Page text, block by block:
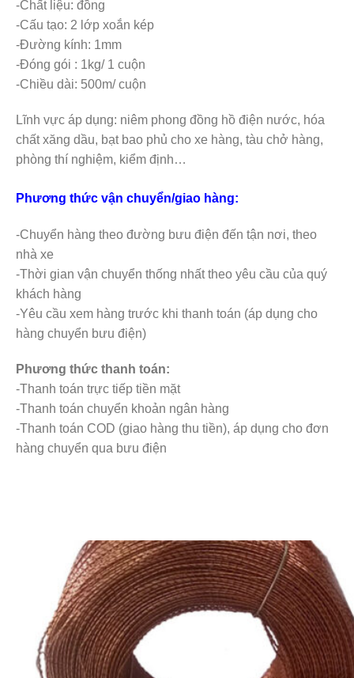
-Chất liệu: đồng
-Cấu tạo: 2 lớp xoắn kép
-Đường kính: 1mm
-Đóng gói : 1kg/ 1 cuộn
-Chiều dài: 500m/ cuộn
Lĩnh vực áp dụng: niêm phong đồng hồ điện nước, hóa
chất xăng dầu, bạt bao phủ cho xe hàng, tàu chở hàng,
phòng thí nghiệm, kiểm định…
Phương thức vận chuyển/giao hàng:
-Chuyển hàng theo đường bưu điện đến tận nơi, theo
nhà xe
-Thời gian vận chuyển thống nhất theo yêu cầu của quý
khách hàng
-Yêu cầu xem hàng trước khi thanh toán (áp dụng cho
hàng chuyển bưu điện)
Phương thức thanh toán:
-Thanh toán trực tiếp tiền mặt
-Thanh toán chuyển khoản ngân hàng
-Thanh toán COD (giao hàng thu tiền), áp dụng cho đơn
hàng chuyển qua bưu điện